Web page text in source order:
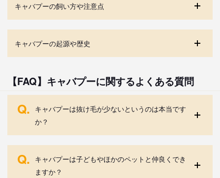
キャバプーの飼い方や注意点
キャバプーの起源や歴史
【FAQ】キャバプーに関するよくある質問
Q. キャバプーは抜け毛が少ないというのは本当です
か？
Q. キャバプーは子どもやほかのペットと仲良くでき
ますか？